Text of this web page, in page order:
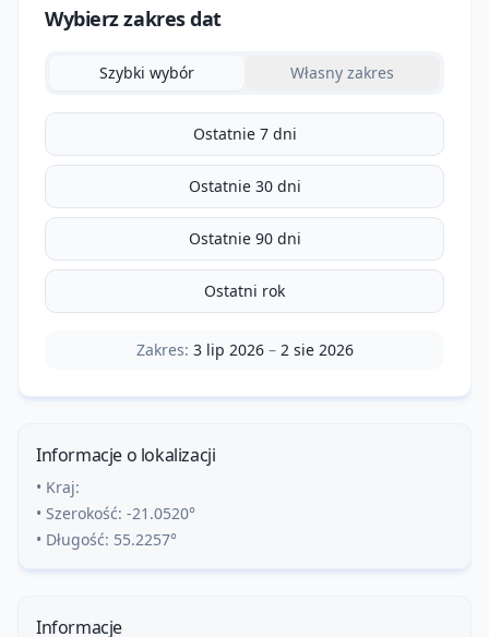
Wybierz zakres dat
Szybki wybór Własny zakres
Ostatnie 7 dni
Ostatnie 30 dni
Ostatnie 90 dni
Ostatni rok
Zakres: 3 lip 2026– 2 sie 2026
Informacje o lokalizacji
• Kraj:
• Szerokość: -21.0520°
• Długość: 55.2257°
Informacje